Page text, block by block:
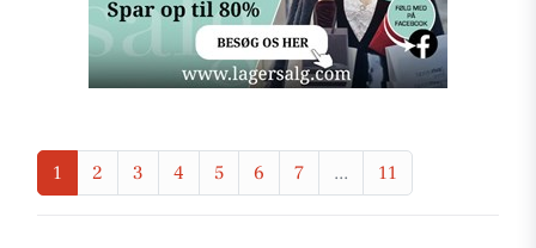
1 2 3 4 5 6 7 ... 11